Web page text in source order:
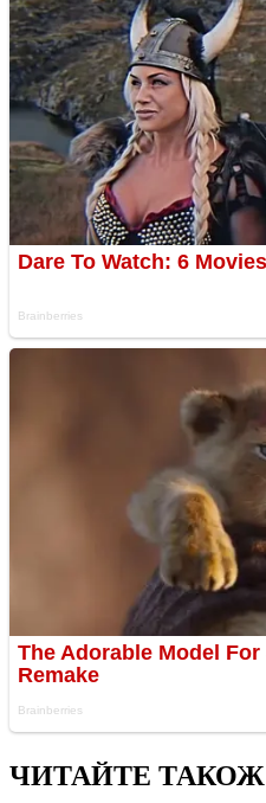
ЧИТАЙТЕ ТАКОЖ